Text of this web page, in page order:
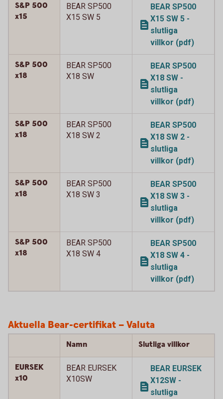
S&P 500
x15
BEAR SP500
X15 SW 5
BEAR SP500
X15 SW 5 -
slutliga
villkor (pdf)
S&P 500
x18
BEAR SP500
X18 SW
BEAR SP500
X18 SW -
slutliga
villkor (pdf)
S&P 500
x18
BEAR SP500
X18 SW 2
BEAR SP500
X18 SW 2 -
slutliga
villkor (pdf)
S&P 500
x18
BEAR SP500
X18 SW 3
BEAR SP500
X18 SW 3 -
slutliga
villkor (pdf)
S&P 500
x18
BEAR SP500
X18 SW 4
BEAR SP500
X18 SW 4 -
slutliga
villkor (pdf)
Aktuella Bear-certifikat – Valuta
Namn Slutliga villkor
EURSEK
x10
BEAR EURSEK
X10SW
BEAR EURSEK
X12SW -
slutliga